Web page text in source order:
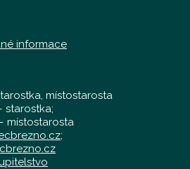
informace
místostarosta
starostka;
místostarosta
;